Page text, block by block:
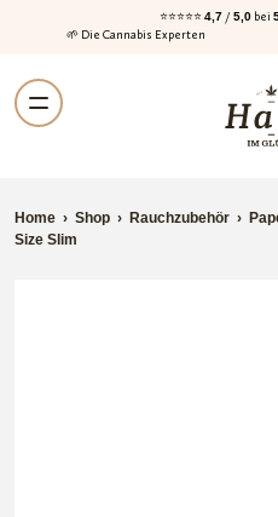
⭐⭐⭐⭐⭐4,7/ 5,0bei
🌱 Die Cannabis Experten
Inhalt
Home › Shop › Rauchzubehör ›
Size Slim